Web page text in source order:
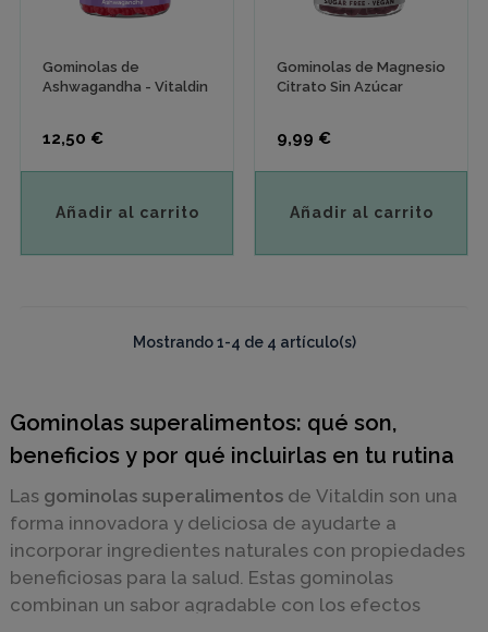
Gominolas de
Ashwagandha - Vitaldin
Precio
12,50 €
Añadir al carrito
Gominolas de Magnesio
Citrato Sin Azúcar
Precio
9,99 €
Añadir al carrito
Mostrando 1-4 de 4 artículo(s)
Gominolas superalimentos: qué son,
beneficios y por qué incluirlas en tu rutina
Las gominolas superalimentos de Vitaldin son una
forma innovadora y deliciosa de ayudarte a
incorporar ingredientes naturales con propiedades
beneficiosas para la salud. Estas gominolas
combinan un sabor agradable con los efectos